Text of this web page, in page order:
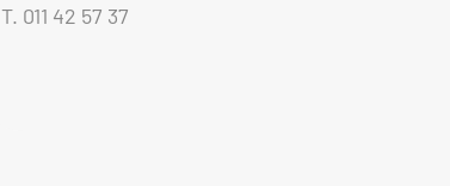
T. 011 42 57 37